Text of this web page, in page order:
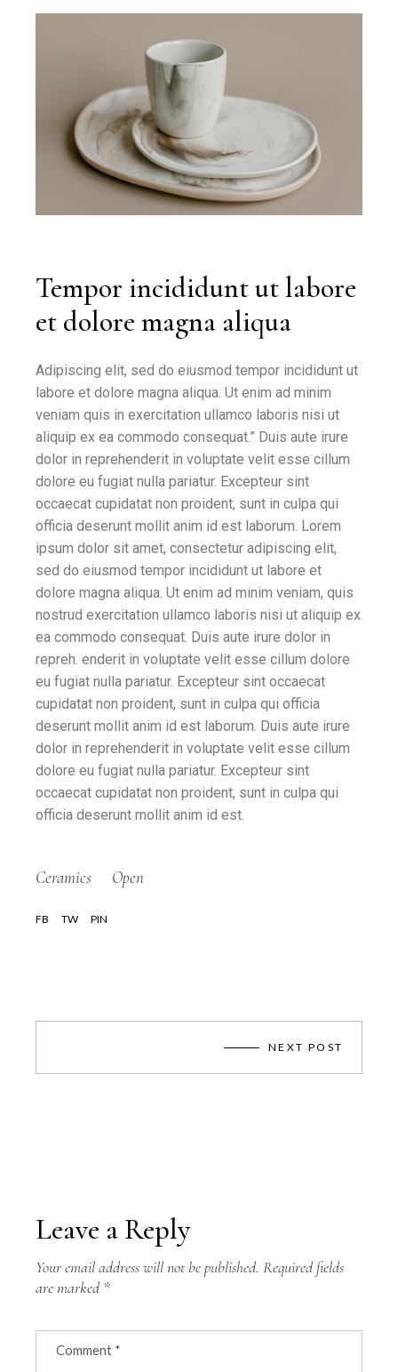
Tempor incididunt ut labore
et dolore magna aliqua
Adipiscing elit, sed do eiusmod tempor incididunt ut
labore et dolore magna aliqua. Ut enim ad minim
veniam quis in exercitation ullamco laboris nisi ut
aliquip ex ea commodo consequat.” Duis aute irure
dolor in reprehenderit in voluptate velit esse cillum
dolore eu fugiat nulla pariatur. Excepteur sint
occaecat cupidatat non proident, sunt in culpa qui
officia deserunt mollit anim id est laborum. Lorem
ipsum dolor sit amet, consectetur adipiscing elit,
sed do eiusmod tempor incididunt ut labore et
dolore magna aliqua. Ut enim ad minim veniam, quis
nostrud exercitation ullamco laboris nisi ut aliquip ex
ea commodo consequat. Duis aute irure dolor in
repreh. enderit in voluptate velit esse cillum dolore
eu fugiat nulla pariatur. Excepteur sint occaecat
cupidatat non proident, sunt in culpa qui officia
deserunt mollit anim id est laborum. Duis aute irure
dolor in reprehenderit in voluptate velit esse cillum
dolore eu fugiat nulla pariatur. Excepteur sint
occaecat cupidatat non proident, sunt in culpa qui
officia deserunt mollit anim id est.
Ceramics Open
FB TW PIN
NEXT POST
Leave a Reply
Your email address will not be published. Required fields
are marked *